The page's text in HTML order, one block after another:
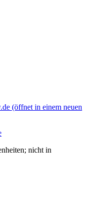
(öffnet in einem neuen
nicht in